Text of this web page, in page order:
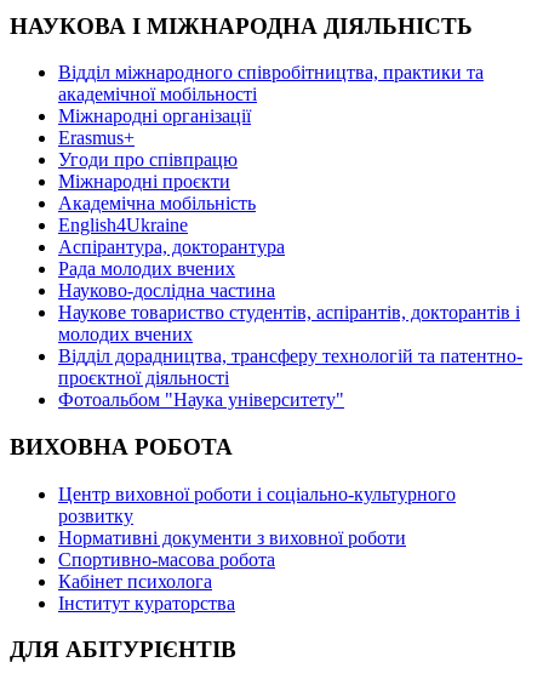
НАУКОВА І МІЖНАРОДНА ДІЯЛЬНІСТЬ
Відділ міжнародного співробітництва, практики та
академічної мобільності
Міжнародні організації
Erasmus+
Угоди про співпрацю
Міжнародні проєкти
Академічна мобільність
English4Ukraine
Аспірантура, докторантура
Рада молодих вчених
Науково-дослідна частина
Наукове товариство студентів, аспірантів, докторантів і
молодих вчених
Відділ дорадництва, трансферу технологій та патентно-
проєктної діяльності
Фотоальбом "Наука університету"
ВИХОВНА РОБОТА
Центр виховної роботи і соціально-культурного
розвитку
Нормативні документи з виховної роботи
Спортивно-масова робота
Кабінет психолога
Інститут кураторства
ДЛЯ АБІТУРІЄНТІВ